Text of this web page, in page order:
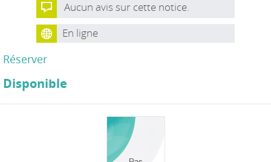
Aucun avis sur cette notice.
En ligne
Réserver
Disponible